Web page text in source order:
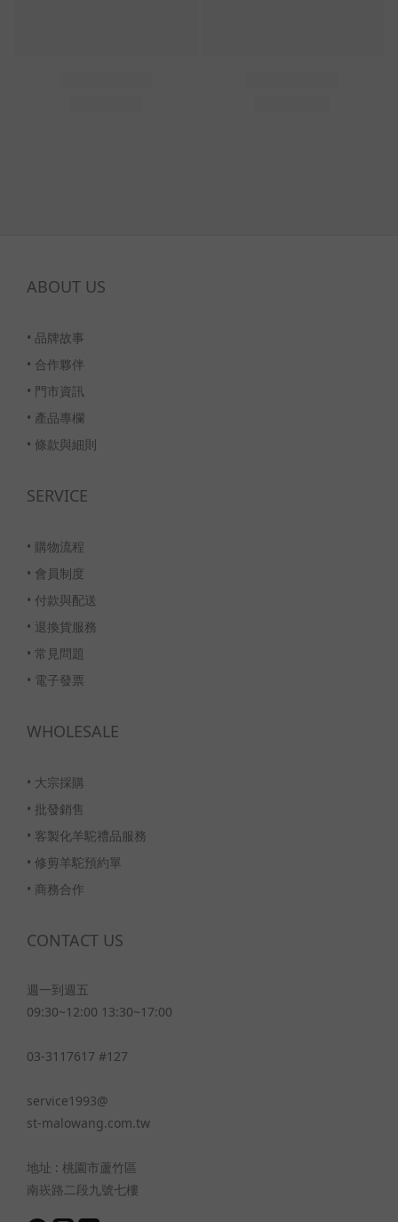
ABOUT US
• 品牌故事
• 合作夥伴
• 門市資訊
• 產品專欄
• 條款與細則
SERVICE
• 購物流程
• 會員制度
• 付款與配送
• 退換貨服務
• 常見問題
• 電子發票
WHOLESALE
• 大宗採購
• 批發銷售
• 客製化羊駝禮品服務
• 修剪羊駝預約單
• 商務合作
CONTACT US
週一到週五
09:30~12:00 13:30~17:00
03-3117617 #127
service1993@
st-malowang.com.tw
地址 : 桃園市蘆竹區
南崁路二段九號七樓